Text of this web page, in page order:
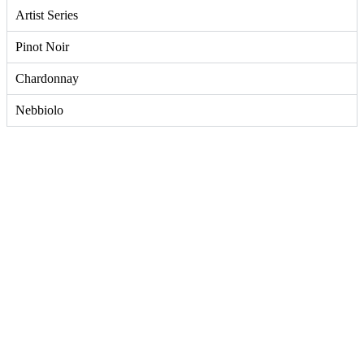
Artist Series
Pinot Noir
Chardonnay
Nebbiolo